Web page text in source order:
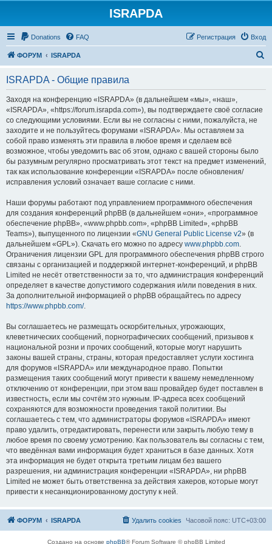
ISRAPDA
Donations FAQ Вход
Регистрация
ФОРУМ ISRAPDA
ISRAPDA - Общие правила
Заходя на конференцию «ISRAPDA» (в дальнейшем «мы», «наш»,
«ISRAPDA», «https://forum.israpda.com»), вы подтверждаете своё согласие
со следующими условиями. Если вы не согласны с ними, пожалуйста, не
заходите и не пользуйтесь форумами «ISRAPDA». Мы оставляем за
собой право изменять эти правила в любое время и сделаем всё
возможное, чтобы уведомить вас об этом, однако с вашей стороны было
бы разумным регулярно просматривать этот текст на предмет изменений,
так как использование конференции «ISRAPDA» после обновления/
исправления условий означает ваше согласие с ними.
Наши форумы работают под управлением программного обеспечения
для создания конференций phpBB (в дальнейшем «они», «программное
обеспечение phpBB», «www.phpbb.com», «phpBB Limited», «phpBB
Teams»), выпущенного по лицензии «GNU General Public License v2» (в
дальнейшем «GPL»). Скачать его можно по адресу www.phpbb.com.
Ограничения лицензии GPL для программного обеспечения phpBB строго
связаны с организацией и поддержкой интернет-конференций, и phpBB
Limited не несёт ответственности за то, что администрация конференций
определяет в качестве допустимого содержания и/или поведения в них.
За дополнительной информацией о phpBB обращайтесь по адресу
https://www.phpbb.com/.
Вы соглашаетесь не размещать оскорбительных, угрожающих,
клеветнических сообщений, порнографических сообщений, призывов к
национальной розни и прочих сообщений, которые могут нарушить
законы вашей страны, страны, которая предоставляет услуги хостинга
для форумов «ISRAPDA» или международное право. Попытки
размещения таких сообщений могут привести к вашему немедленному
отключению от конференции, при этом ваш провайдер будет поставлен в
известность, если мы сочтём это нужным. IP-адреса всех сообщений
сохраняются для возможности проведения такой политики. Вы
соглашаетесь с тем, что администраторы форумов «ISRAPDA» имеют
право удалить, отредактировать, перенести или закрыть любую тему в
любое время по своему усмотрению. Как пользователь вы согласны с тем,
что введённая вами информация будет храниться в базе данных. Хотя
эта информация не будет открыта третьим лицам без вашего
разрешения, ни администрация конференции «ISRAPDA», ни phpBB
Limited не может быть ответственна за действия хакеров, которые могут
привести к несанкционированному доступу к ней.
ФОРУМ ISRAPDA Часовой пояс: UTC+03:00
Удалить cookies
Создано на основе phpBB® Forum Software © phpBB Limited